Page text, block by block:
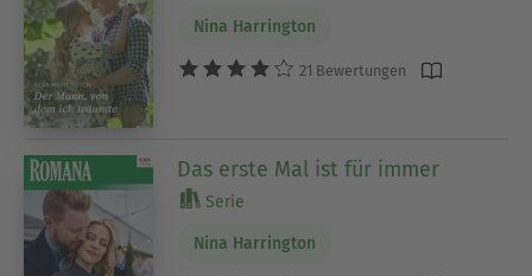
Nina Harrington
21 Bewertungen
Das erste Mal ist für immer
Serie
Nina Harrington